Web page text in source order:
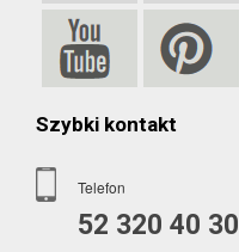
Szybki kontakt
Telefon
52 320 40 30